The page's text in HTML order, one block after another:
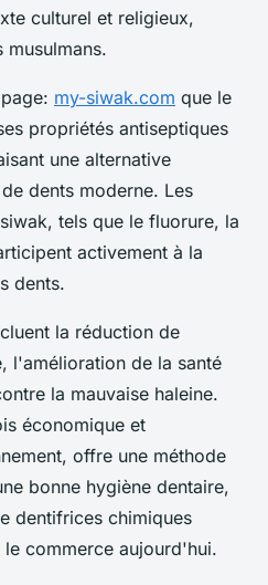
culturel et religieux,
musulmans.
my-siwak.com que le
propriétés antiseptiques
une alternative
dents moderne. Les
tels que le fluorure, la
activement à la
dents.
la réduction de
l'amélioration de la santé
la mauvaise haleine.
économique et
offre une méthode
bonne hygiène dentaire,
dentifrices chimiques
commerce aujourd'hui.